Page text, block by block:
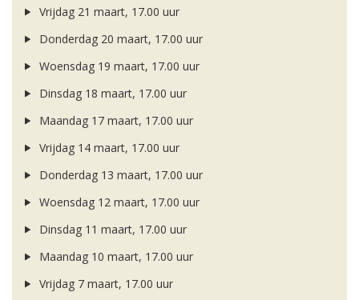
Vrijdag 21 maart, 17.00 uur
Donderdag 20 maart, 17.00 uur
Woensdag 19 maart, 17.00 uur
Dinsdag 18 maart, 17.00 uur
Maandag 17 maart, 17.00 uur
Vrijdag 14 maart, 17.00 uur
Donderdag 13 maart, 17.00 uur
Woensdag 12 maart, 17.00 uur
Dinsdag 11 maart, 17.00 uur
Maandag 10 maart, 17.00 uur
Vrijdag 7 maart, 17.00 uur